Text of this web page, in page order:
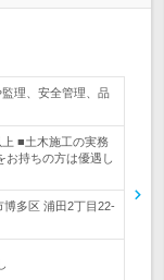
理、安全管理、品
■土木施工の実務
持ちの方は優遇し
博多区 浦田2丁目22-